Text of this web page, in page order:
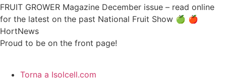
FRUIT GROWER Magazine December issue – read online
for the latest on the past National Fruit Show 🍏 🍎
HortNews
Proud to be on the front page!
Torna a Isolcell.com